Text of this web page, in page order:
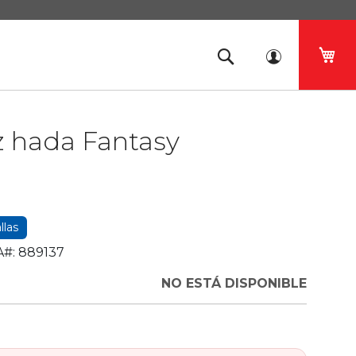
hada Fantasy
889137
NO ESTÁ DISPONIBLE